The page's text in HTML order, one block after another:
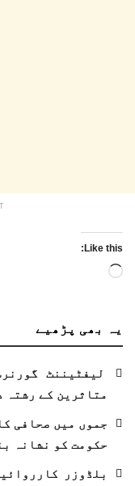
Like this:
Loading…
یہ بھی پڑھیے
لیفٹیننٹ
متاثرین کے رشتہ
جموں میں صحافی
حکومت کو نشانہ
بلڈوزر